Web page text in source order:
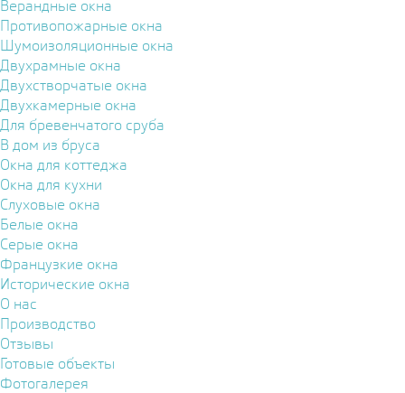
Верандные окна
Противопожарные окна
Шумоизоляционные окна
Двухрамные окна
Двухстворчатые окна
Двухкамерные окна
Для бревенчатого сруба
В дом из бруса
Окна для коттеджа
Окна для кухни
Слуховые окна
Белые окна
Серые окна
Французкие окна
Исторические окна
О нас
Производство
Отзывы
Готовые объекты
Фотогалерея